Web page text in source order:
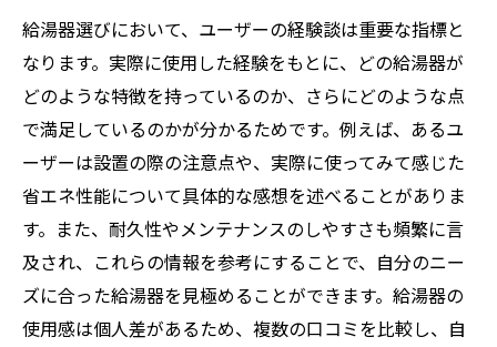
給湯器選びにおいて、ユーザーの経験談は重要な指標と
なります。実際に使用した経験をもとに、どの給湯器が
どのような特徴を持っているのか、さらにどのような点
で満足しているのかが分かるためです。例えば、あるユ
ーザーは設置の際の注意点や、実際に使ってみて感じた
省エネ性能について具体的な感想を述べることがありま
す。また、耐久性やメンテナンスのしやすさも頻繁に言
及され、これらの情報を参考にすることで、自分のニー
ズに合った給湯器を見極めることができます。給湯器の
使用感は個人差があるため、複数の口コミを比較し、自